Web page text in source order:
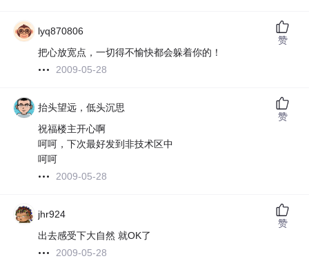
lyq870806
把心放宽点，一切得不愉快都会躲着你的！
2009-05-28
赞
抬头望远，低头沉思
祝福楼主开心啊
呵呵，下次最好发到非技术区中
呵呵
2009-05-28
赞
jhr924
出去感受下大自然 就OK了
2009-05-28
赞